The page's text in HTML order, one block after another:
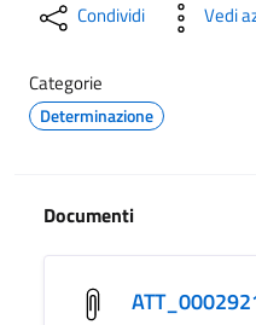
Condividi Vedi
Categorie
Determinazione
Documenti